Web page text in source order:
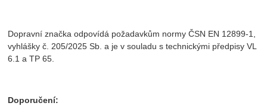
Dopravní značka odpovídá požadavkům normy ČSN EN 12899-1,
vyhlášky č. 205/2025 Sb. a je v souladu s technickými předpisy VL
6.1 a TP 65.
Doporučení: